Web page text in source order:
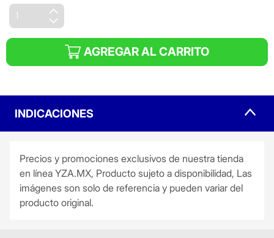
AGREGAR AL CARRITO
INDICACIONES
Precios y promociones exclusivos de nuestra tienda
en línea YZA.MX, Producto sujeto a disponibilidad, Las
imágenes son solo de referencia y pueden variar del
producto original.